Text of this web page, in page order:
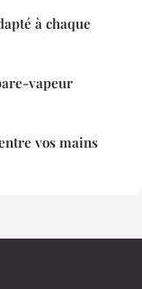
à chaque
vapeur
vos mains